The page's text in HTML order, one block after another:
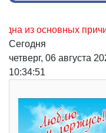
основных причин
Сегодня
четверг, 06 августа
10:34:52